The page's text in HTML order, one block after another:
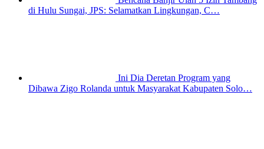
di Hulu Sungai, JPS: Selamatkan Lingkungan, C…
Ini Dia Deretan Program yang
Dibawa Zigo Rolanda untuk Masyarakat Kabupaten Solo…